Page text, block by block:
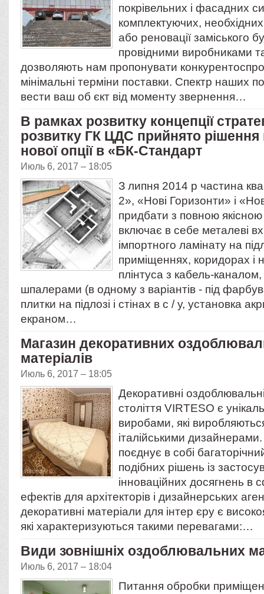
покрівельних і фасадних
комплектуючих,
або реновації заміського
провідними виробниками
дозволяють нам пропонувати
мінімальні терміни поставки. Спектр наших
вести ваш об єкт від моменту звернення…
В рамках розвитку концепції
розвитку ГК ЦДС прийнято
нової опції в «БК-Стандарт
Июль 6, 2017 – 18:05
З липня 2014 р частина
2», «Нові Горизонти» і
придбати з повною
включає в себе металеві
імпортного ламінату на
приміщеннях, коридорах і
плінтуса з кабель-
шпалерами (в одному з варіантів - під
плитки на підлозі і стінах в с / у, установка
екраном…
Магазин декоративних
матеріалів
Июль 6, 2017 – 18:05
Декоративні
століття VIRTESO є
виробами, які
італійськими
поєднує в собі
подібних рішень із
інноваційних досягнень в
ефектів для архітекторів і дизайнерських
декоративні матеріали для інтер єру є
які характеризуються такими перевагами:…
Види зовнішніх оздоблювальних
Июль 6, 2017 – 18:04
Питання обробки